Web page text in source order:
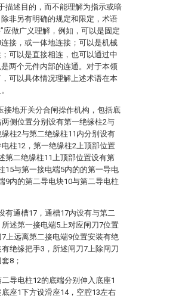
描述目的，而不能理解为指示或暗
非另有明确的规定和限定，术语
”应做广义理解，例如，可以是固定
接，或一体地连接；可以是机械
可以是直接相连，也可以通过中
两个元件内部的连通。对于本领
可以具体情况理解上述术语在本
接地开关分合闸操作机构，包括底
侧位置分别设有第一绝缘柱2与
柱2与第二绝缘柱11内分别设有
柱12，第一绝缘柱2上顶部位置
第二绝缘柱11上顶部位置设有第
15与第一接电端5内的的第一导电
9内的第二导电块10与第二导电柱
有通槽17，通槽17内设有与第二
述第一接电端5上对应闸刀7位置
上远离第二接电端9位置安装有绝
绝缘把手3，所述闸刀7上除闸刀
8；
导电柱12的底端分别伸入底座1
座1下方设滑座14，空腔13左右